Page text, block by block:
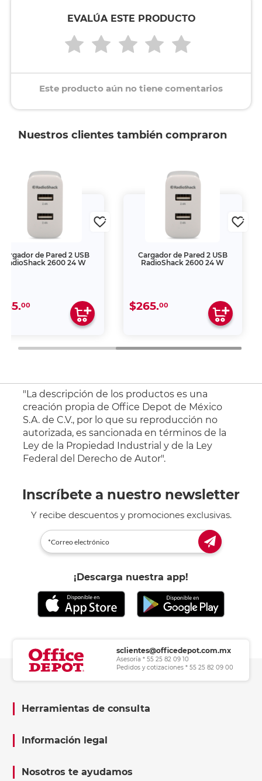
EVALÚA ESTE PRODUCTO
Este producto aún no tiene comentarios
Nuestros clientes también compraron
Cargador de Pared 2 USB
RadioShack 2600 24 W
00
Cargador de Pared 2 USB
RadioShack 2600 24 W
$265.00
"La descripción de los productos es una
creación propia de Office Depot de México
S.A. de C.V., por lo que su reproducción no
autorizada, es sancionada en términos de la
Ley de la Propiedad Industrial y de la Ley
Federal del Derecho de Autor".
Inscríbete a nuestro newsletter
Y recibe descuentos y promociones exclusivas.
¡Descarga nuestra app!
sclientes@officedepot.com.mx
Asesoría * 55 25 82 09 10
Pedidos y cotizaciones * 55 25 82 09 00
Herramientas de consulta
Información legal
Nosotros te ayudamos